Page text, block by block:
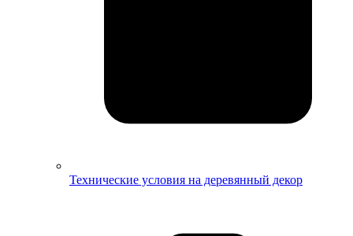
Технические условия на деревянный декор